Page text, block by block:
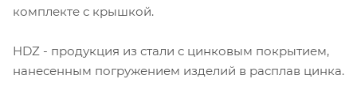
комплекте с крышкой.
HDZ - продукция из стали с цинковым покрытием,
нанесенным погружением изделий в расплав цинка.